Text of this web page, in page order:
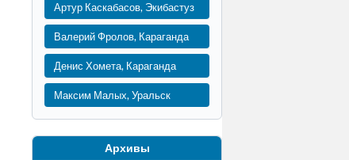
Артур Каскабасов, Экибастуз
Валерий Фролов, Караганда
Денис Хомета, Караганда
Максим Малых, Уральск
Архивы